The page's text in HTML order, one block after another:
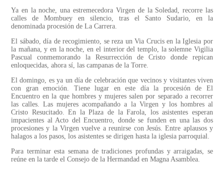
Ya en la noche, una estremecedora Virgen de la Soledad, recorre las
calles de Mombuey en silencio, tras el Santo Sudario, en la
denominada procesión de La Carrera.
El sábado, día de recogimiento, se reza un Via Crucis en la Iglesia por
la mañana, y en la noche, en el interior del templo, la solemne Vigilia
Pascual conmemorando la Resurrección de Cristo donde repican
enloquecidas, ahora sí, las campanas de la Torre.
El domingo, es ya un día de celebración que vecinos y visitantes viven
con gran emoción. Tiene lugar en este día la procesión de El
Encuentro en la que hombres y mujeres salen por separado a recorrer
las calles. Las mujeres acompañando a la Virgen y los hombres al
Cristo Resucitado. En la Plaza de la Farola, los asistentes esperan
impacientes al Acto del Encuentro, donde se funden en una las dos
procesiones y la Virgen vuelve a reunirse con Jesús. Entre aplausos y
halagos a los pasos, los asistentes se dirigen hasta la iglesia parroquial.
Para terminar esta semana de tradiciones profundas y arraigadas, se
reúne en la tarde el Consejo de la Hermandad en Magna Asamblea.